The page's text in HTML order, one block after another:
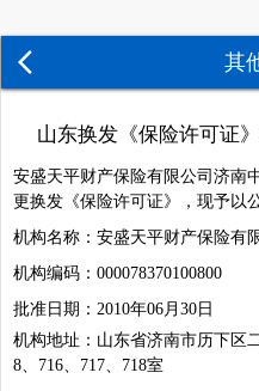
to
content
其
山东换发《保险许可证
安盛天平财产保险有限公司济南
更换发《保险许可证》，现予以
机构名称：安盛天平财产保险有
机构编码：000078370100800
批准日期：2010年06月30日
机构地址：山东省济南市历下区
8、716、717、718室